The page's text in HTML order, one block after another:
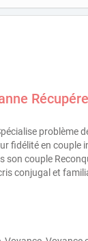
problème
fidélité en couple
son couple
conjugal et